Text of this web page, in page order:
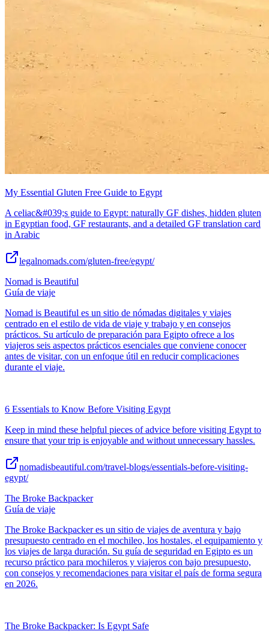
My Essential Gluten Free Guide to Egypt
A celiac&#039;s guide to Egypt: naturally GF dishes, hidden gluten
in Egyptian food, GF restaurants, and a detailed GF translation card
in Arabic
legalnomads.com/gluten-free/egypt/
Nomad is Beautiful
Guía de viaje
Nomad is Beautiful es un sitio de nómadas digitales y viajes
centrado en el estilo de vida de viaje y trabajo y en consejos
prácticos. Su artículo de preparación para Egipto ofrece a los
viajeros seis aspectos prácticos esenciales que conviene conocer
antes de visitar, con un enfoque útil en reducir complicaciones
durante el viaje.
6 Essentials to Know Before Visiting Egypt
Keep in mind these helpful pieces of advice before visiting Egypt to
ensure that your trip is enjoyable and without unnecessary hassles.
nomadisbeautiful.com/travel-blogs/essentials-before-visiting-
egypt/
The Broke Backpacker
Guía de viaje
The Broke Backpacker es un sitio de viajes de aventura y bajo
presupuesto centrado en el mochileo, los hostales, el equipamiento y
los viajes de larga duración. Su guía de seguridad en Egipto es un
recurso práctico para mochileros y viajeros con bajo presupuesto,
con consejos y recomendaciones para visitar el país de forma segura
en 2026.
The Broke Backpacker: Is Egypt Safe